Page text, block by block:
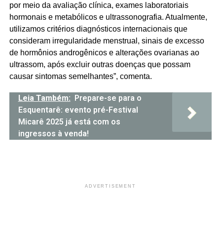
por meio da avaliação clínica, exames laboratoriais
hormonais e metabólicos e ultrassonografia. Atualmente,
utilizamos critérios diagnósticos internacionais que
consideram irregularidade menstrual, sinais de excesso
de hormônios androgênicos e alterações ovarianas ao
ultrassom, após excluir outras doenças que possam
causar sintomas semelhantes”, comenta.
Leia Também: Prepare-se para o
Esquentarê: evento pré-Festival
Micarê 2025 já está com os
ingressos à venda!
ADVERTISEMENT